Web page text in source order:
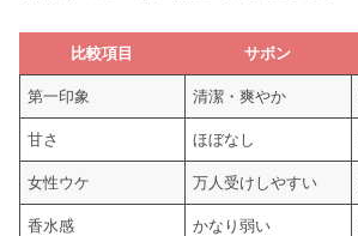
比較項目 サボン
第一印象 清潔・爽やか
甘さ ほぼなし
女性ウケ 万人受けしやすい
香水感 かなり弱い